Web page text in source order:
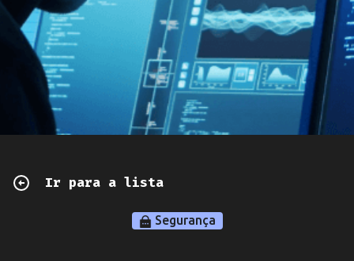
Ir para a lista
Segurança